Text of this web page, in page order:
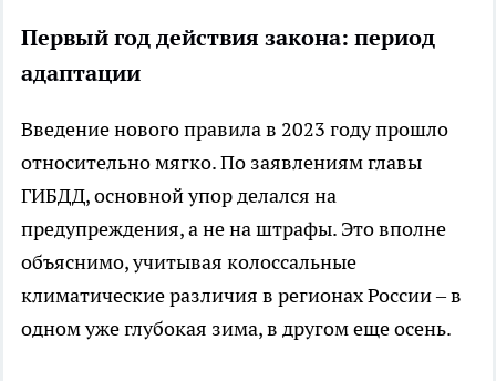
Первый год действия закона: период
адаптации
Введение нового правила в 2023 году прошло
относительно мягко. По заявлениям главы
ГИБДД, основной упор делался на
предупреждения, а не на штрафы. Это вполне
объяснимо, учитывая колоссальные
климатические различия в регионах России – в
одном уже глубокая зима, в другом еще осень.